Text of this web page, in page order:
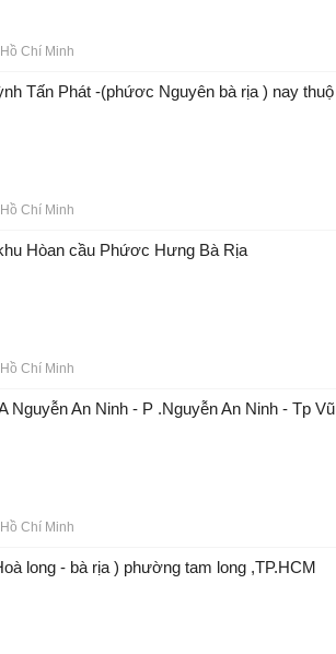
Hồ Chí Minh
Tấn Phát -(phứơc Nguyên bà rịa ) nay thuộ
Hồ Chí Minh
Hòan cầu Phứơc Hưng Bà Rịa
Hồ Chí Minh
Nguyễn An Ninh - P .Nguyễn An Ninh - Tp Vũ
Hồ Chí Minh
long - bà rịa ) phường tam long ,TP.HCM